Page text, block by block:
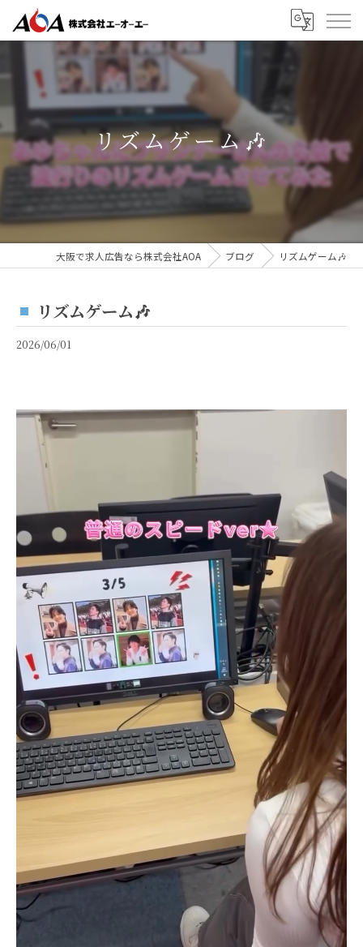
リズムゲーム🎶
大阪で求人広告なら株式会社AOA ブログ リズムゲーム🎶
リズムゲーム🎶
2026/06/01